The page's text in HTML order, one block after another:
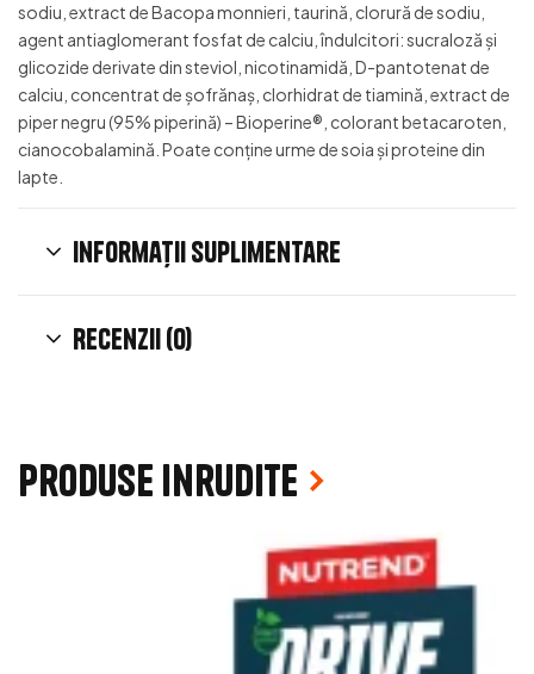
sodiu, extract de Bacopa monnieri, taurină, clorură de sodiu,
agent antiaglomerant fosfat de calciu, îndulcitori: sucraloză și
glicozide derivate din steviol, nicotinamidă, D-pantotenat de
calciu, concentrat de șofrănaș, clorhidrat de tiamină, extract de
piper negru (95% piperină) – Bioperine®, colorant betacaroten,
cianocobalamină. Poate conține urme de soia și proteine din
lapte.
Informații suplimentare
Recenzii (0)
Produse inrudite